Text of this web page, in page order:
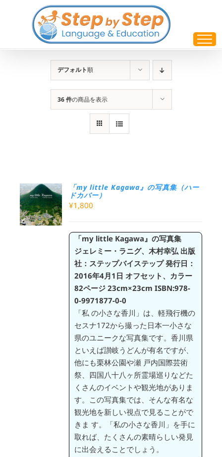
デフォルト順
36 件の商品を表示
「my little Kagawa』の写真集（ハー
ドカバー）
¥1,800
「my little Kagawa』の写真集
ジェレミー・ラニグ、木村幸弘 出版
社：ステップバイステップ 発行日：
2016年4月1日 オフセット、カラー
82ページ 23cm×23cm ISBN:978-
0-9971877-0-0
「私 の小さな香川」は、軽飛行機の
セスナ172から撮った日本一小さな
県のユニークな写真集です。香川県
といえば讃岐うどんが有名ですが、
他にも栗林公園や瀬 戸内国際芸術
祭、四国八十八ヶ所霊場巡りなどた
くさんのイベントや観光地がありま
す。この写真集では、そんな有名な
観光地を新しい視点で見ることがで
きま す。「私の小さな香川」を手に
取れば、たくさんの素晴らしい発見
に出会えることでしょう。